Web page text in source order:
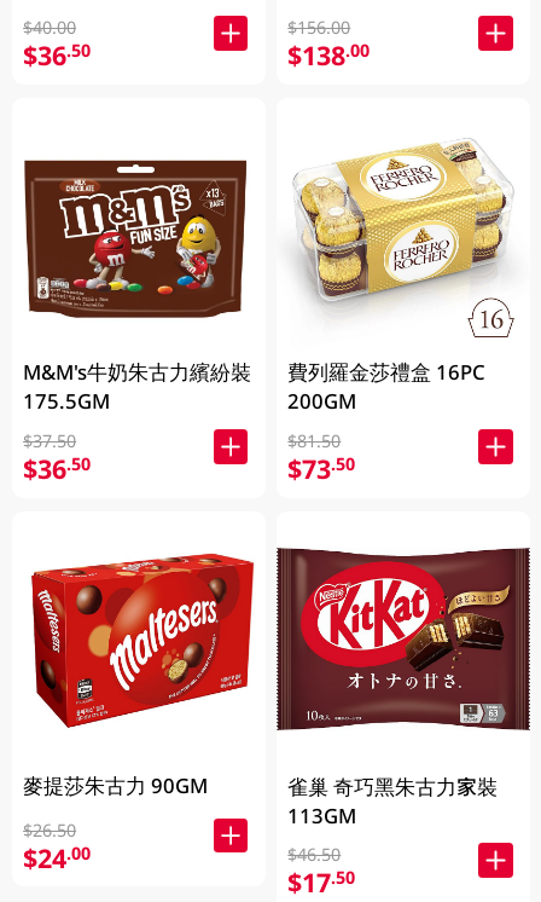
$40.00
$36.50
M&M's牛奶朱古力繽紛裝
175.5GM
$37.50
$36.50
麥提莎朱古力 90GM
$26.50
$24.00
$156.00
$138.00
費列羅金莎禮盒 16PC
200GM
$81.50
$73.50
雀巢 奇巧黑朱古力家裝
113GM
$46.50
$17.50